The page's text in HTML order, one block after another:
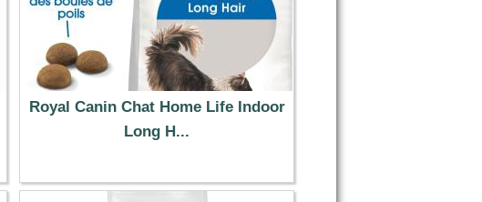
Royal Canin Chat Home Life Indoor
Long H...
33.99 €